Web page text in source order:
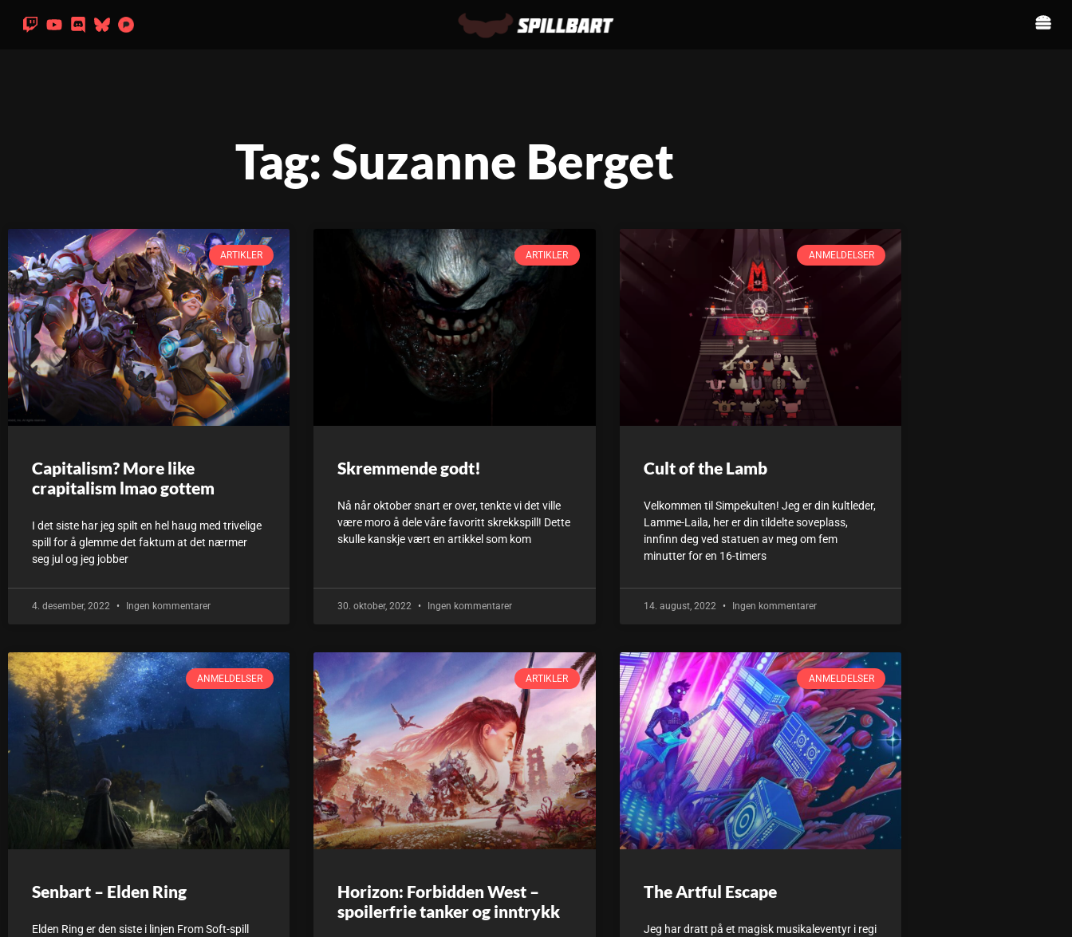
Tag: Suzanne Berget
ARTIKLER
Capitalism? More like
crapitalism lmao gottem
I det siste har jeg spilt en hel haug med trivelige
spill for å glemme det faktum at det nærmer
seg jul og jeg jobber
4. desember, 2022 Ingen kommentarer
ARTIKLER
Skremmende godt!
Nå når oktober snart er over, tenkte vi det ville
være moro å dele våre favoritt skrekkspill! Dette
skulle kanskje vært en artikkel som kom
30. oktober, 2022 Ingen kommentarer
ANMELDELSER
Cult of the Lamb
Velkommen til Simpekulten! Jeg er din kultleder,
Lamme-Laila, her er din tildelte soveplass,
innfinn deg ved statuen av meg om fem
minutter for en 16-timers
14. august, 2022 Ingen kommentarer
ANMELDELSER
Senbart – Elden Ring
Elden Ring er den siste i linjen From Soft-spill
ARTIKLER
Horizon: Forbidden West –
spoilerfrie tanker og inntrykk
ANMELDELSER
The Artful Escape
Jeg har dratt på et magisk musikaleventyr i regi